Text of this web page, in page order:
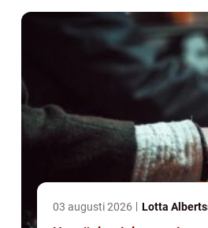
03 augusti 2026 Lotta